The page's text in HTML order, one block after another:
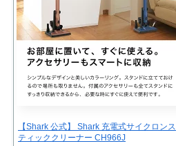
【Shark 公式】 Shark 充電式サイクロンス
ティッククリーナー CH966J